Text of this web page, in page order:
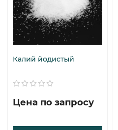
Калий йодистый
Цена по запросу